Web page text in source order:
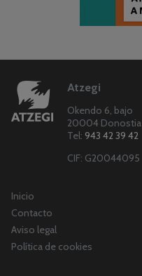
Atzegi
Okendo 6, bajo
20004 Donostia
Tel: 943 42 39 42
CIF: G20044095
Inicio
Contacto
Aviso legal
Política de cookies